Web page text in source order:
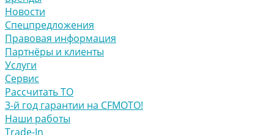
Новости
Спецпредложения
Правовая информация
Партнёры и клиенты
Услуги
Сервис
Рассчитать ТО
3-й год гарантии на CFMOTO!
Наши работы
Trade-In